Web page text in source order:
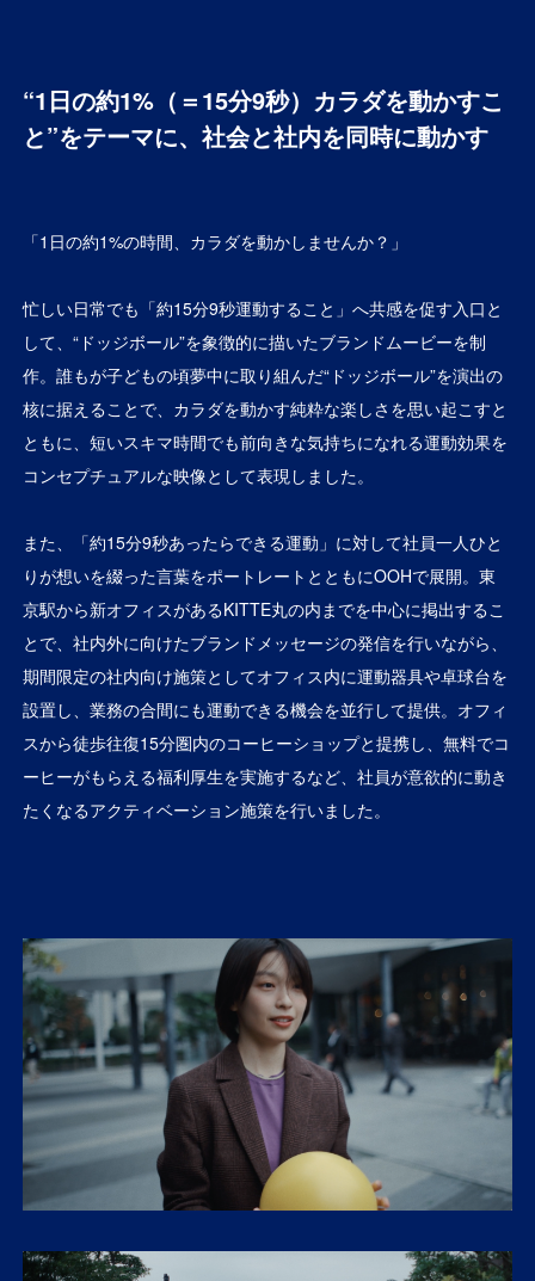
“1日の約1%（＝15分9秒）カラダを動かすこ
と”をテーマに、社会と社内を同時に動かす
「1日の約1%の時間、カラダを動かしませんか？」
忙しい日常でも「約15分9秒運動すること」へ共感を促す入口と
して、“ドッジボール”を象徴的に描いたブランドムービーを制
作。誰もが子どもの頃夢中に取り組んだ“ドッジボール”を演出の
核に据えることで、カラダを動かす純粋な楽しさを思い起こすと
ともに、短いスキマ時間でも前向きな気持ちになれる運動効果を
コンセプチュアルな映像として表現しました。
また、「約15分9秒あったらできる運動」に対して社員一人ひと
りが想いを綴った言葉をポートレートとともにOOHで展開。東
京駅から新オフィスがあるKITTE丸の内までを中心に掲出するこ
とで、社内外に向けたブランドメッセージの発信を行いながら、
期間限定の社内向け施策としてオフィス内に運動器具や卓球台を
設置し、業務の合間にも運動できる機会を並行して提供。オフィ
スから徒歩往復15分圏内のコーヒーショップと提携し、無料でコ
ーヒーがもらえる福利厚生を実施するなど、社員が意欲的に動き
たくなるアクティベーション施策を行いました。